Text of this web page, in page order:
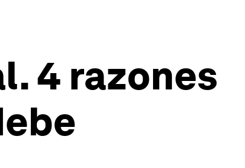
4 razones